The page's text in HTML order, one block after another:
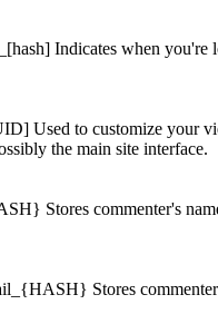
Indicates when you're
Used to customize your
the main site interface.
Stores commenter's
Stores